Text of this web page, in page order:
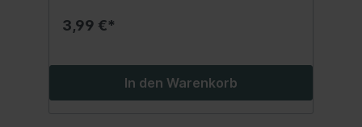
3,99 €*
In den Warenkorb